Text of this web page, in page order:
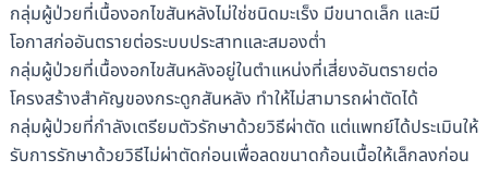
กลุ่มผู้ป่วยที่เนื้องอกไขสันหลังไม่ใช่ชนิดมะเร็ง มีขนาดเล็ก และมี
โอกาสก่ออันตรายต่อระบบประสาทและสมองต่ำ
กลุ่มผู้ป่วยที่เนื้องอกไขสันหลังอยู่ในตำแหน่งที่เสี่ยงอันตรายต่อ
โครงสร้างสำคัญของกระดูกสันหลัง ทำให้ไม่สามารถผ่าตัดได้
กลุ่มผู้ป่วยที่กำลังเตรียมตัวรักษาด้วยวิธีผ่าตัด แต่แพทย์ได้ประเมินให้
รับการรักษาด้วยวิธีไม่ผ่าตัดก่อนเพื่อลดขนาดก้อนเนื้อให้เล็กลงก่อน